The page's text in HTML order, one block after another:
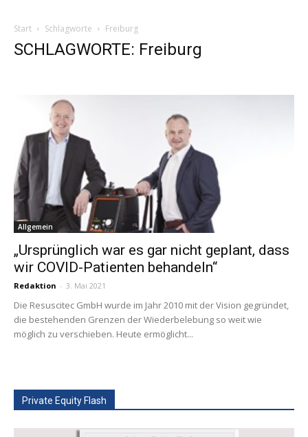
Start Schlagworte Freiburg
SCHLAGWORTE: Freiburg
Allgemein
„Ursprünglich war es gar nicht geplant, dass
wir COVID-Patienten behandeln“
Redaktion - 3. Mai 2021
Die Resuscitec GmbH wurde im Jahr 2010 mit der Vision gegründet,
die bestehenden Grenzen der Wiederbelebung so weit wie
möglich zu verschieben. Heute ermöglicht...
Private Equity Flash